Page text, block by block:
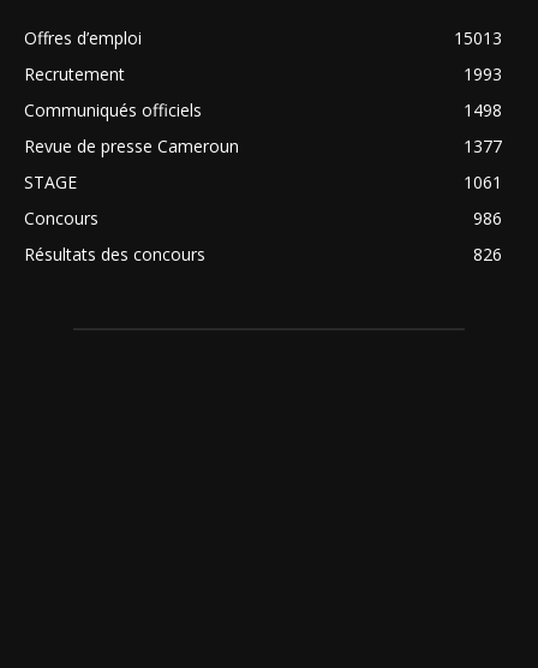
Offres d’emploi
15013
Recrutement
1993
Communiqués officiels
1498
Revue de presse Cameroun
1377
STAGE
1061
Concours
986
Résultats des concours
826